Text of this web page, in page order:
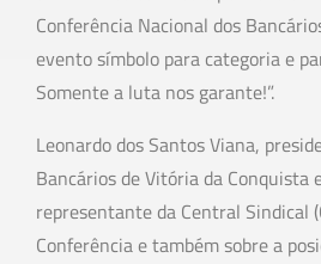
Conferência Nacional dos
evento símbolo para categoria e
Somente a luta nos garante!”.
Leonardo dos Santos Viana,
Bancários de Vitória da Conquista
representante da Central Sindical
Conferência e também sobre a